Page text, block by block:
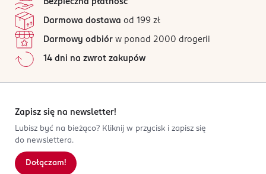
Bezpieczna płatność
Darmowa dostawa od 199 zł
Darmowy odbiór w ponad 2000 drogerii
14 dni na zwrot zakupów
Zapisz się na newsletter!
Lubisz być na bieżąco? Kliknij w przycisk i zapisz się
do newslettera.
Dołączam!